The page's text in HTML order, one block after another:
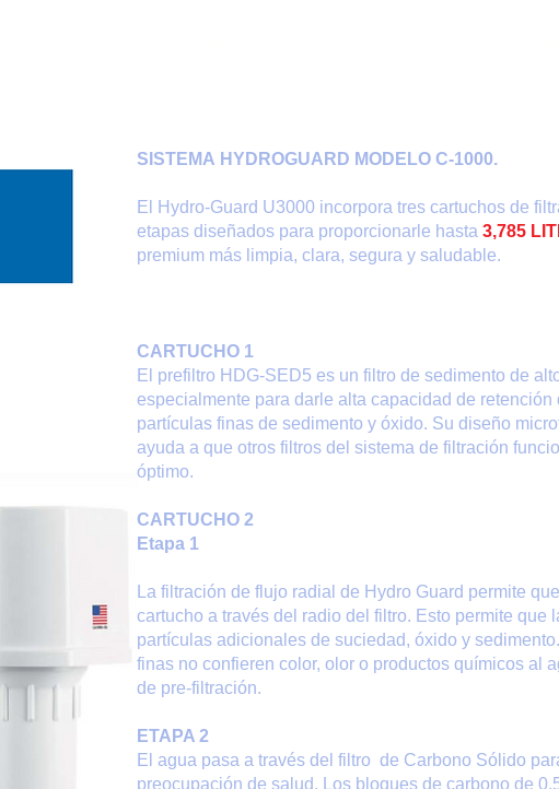
SISTEMA HYDROGUARD MODELO C-1000.
El Hydro-Guard U3000 incorpora tres cartuchos de
etapas diseñados para proporcionarle hasta 3,785
premium más limpia, clara, segura y saludable.
CARTUCHO 1
El prefiltro HDG-SED5 es un filtro de sedimento de
especialmente para darle alta capacidad de retención
partículas finas de sedimento y óxido. Su diseño
ayuda a que otros filtros del sistema de filtración
óptimo.
CARTUCHO 2
Etapa 1
La filtración de flujo radial de Hydro Guard permite
cartucho a través del radio del filtro. Esto permite que
partículas adicionales de suciedad, óxido y
finas no confieren color, olor o productos químicos al
de pre-filtración.
ETAPA 2
El agua pasa a través del filtro de Carbono Sólido
preocupación de salud. Los bloques de carbono de